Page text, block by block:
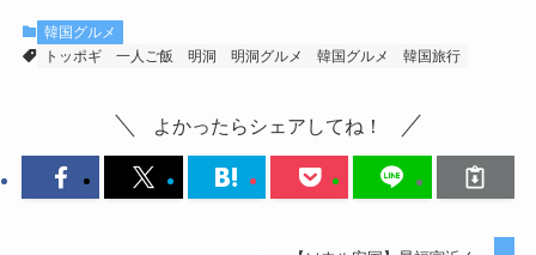
韓国グルメ
トッポギ
一人ご飯 明洞 明洞グルメ 韓国グルメ 韓国旅行
よかったらシェアしてね！